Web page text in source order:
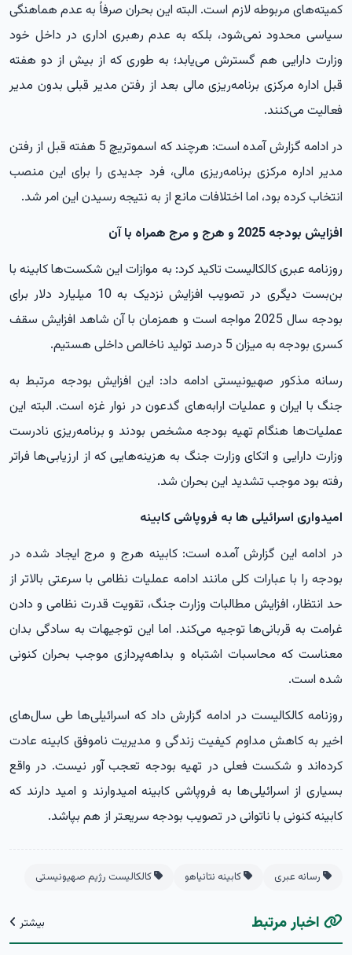
کمیته‌های مربوطه لازم است. البته این بحران صرفاً به عدم هماهنگی
سیاسی محدود نمی‌شود، بلکه به عدم رهبری اداری در داخل خود
وزارت دارایی هم گسترش می‌یابد؛ به طوری که از بیش از دو هفته
قبل اداره مرکزی برنامه‌ریزی مالی بعد از رفتن مدیر قبلی بدون مدیر
فعالیت می‌کنند.
در ادامه گزارش آمده است: هرچند که اسموتریچ 5 هفته قبل از رفتن
مدیر اداره مرکزی برنامه‌ریزی مالی، فرد جدیدی را برای این منصب
انتخاب کرده بود، اما اختلافات مانع از به نتیجه رسیدن این امر شد.
افزایش بودجه 2025 و هرج و مرج همراه با آن
روزنامه عبری کالکالیست تاکید کرد: به موازات این شکست‌ها کابینه با
بن‌بست دیگری در تصویب افزایش نزدیک به 10 میلیارد دلار برای
بودجه سال 2025 مواجه است و همزمان با آن شاهد افزایش سقف
کسری بودجه به میزان 5 درصد تولید ناخالص داخلی هستیم.
رسانه مذکور صهیونیستی ادامه داد: این افزایش بودجه مرتبط به
جنگ با ایران و عملیات ارابه‌های گدعون در نوار غزه است. البته این
عملیات‌ها هنگام تهیه بودجه مشخص بودند و برنامه‌ریزی نادرست
وزارت دارایی و اتکای وزارت جنگ به هزینه‌هایی که از ارزیابی‌ها فراتر
رفته بود موجب تشدید این بحران شد.
امیدواری اسرائیلی ها به فروپاشی کابینه
در ادامه این گزارش آمده است: کابینه هرج و مرج ایجاد شده در
بودجه را با عبارات کلی مانند ادامه عملیات نظامی با سرعتی بالاتر از
حد انتظار، افزایش مطالبات وزارت جنگ، تقویت قدرت نظامی و دادن
غرامت به قربانی‌ها توجیه می‌کند. اما این توجیهات به سادگی بدان
معناست که محاسبات اشتباه و بداهه‌پردازی موجب بحران کنونی
شده است.
روزنامه کالکالیست در ادامه گزارش داد که اسرائیلی‌ها طی سال‌های
اخیر به کاهش مداوم کیفیت زندگی و مدیریت ناموفق کابینه عادت
کرده‌اند و شکست فعلی در تهیه بودجه تعجب آور نیست. در واقع
بسیاری از اسرائیلی‌ها به فروپاشی کابینه امیدوارند و امید دارند که
کابینه کنونی با ناتوانی در تصویب بودجه سریعتر از هم بپاشد.
رسانه عبری کابینه نتانیاهو کالکالیست رژیم صهیونیستی
اخبار مرتبط بیشتر